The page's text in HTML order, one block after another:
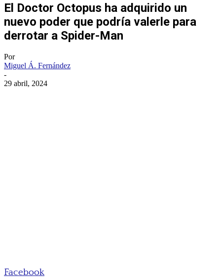
El Doctor Octopus ha adquirido un
nuevo poder que podría valerle para
derrotar a Spider-Man
Por
Miguel Á. Fernández
-
29 abril, 2024
Facebook